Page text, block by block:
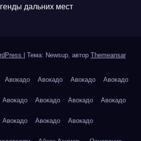
дальних мест
Тема: Newsup, автор Themeansar
Авокадо Авокадо Авокадо Авокадо
Авокадо Авокадо Авокадо Авокадо
Авокадо Авокадо Авокадо